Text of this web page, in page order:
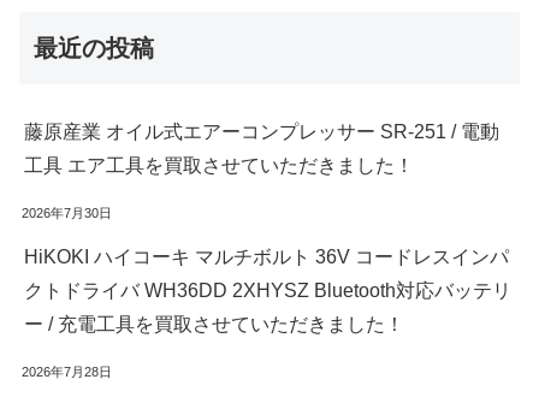
最近の投稿
藤原産業 オイル式エアーコンプレッサー SR-251 / 電動
工具 エア工具を買取させていただきました！
2026年7月30日
HiKOKI ハイコーキ マルチボルト 36V コードレスインパ
クトドライバ WH36DD 2XHYSZ Bluetooth対応バッテリ
ー / 充電工具を買取させていただきました！
2026年7月28日